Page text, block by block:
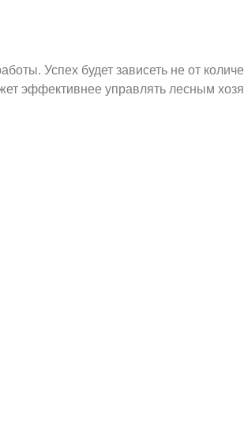
Успех будет зависеть не от
эффективнее управлять лесным